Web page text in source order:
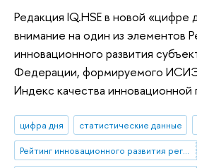
Редакция IQ.HSE в новой «цифре
внимание на один из элементов
инновационного развития
Федерации, формируемого
Индекс качества инновационной
цифра дня статистические данные
Рейтинг инновационного развития регионов